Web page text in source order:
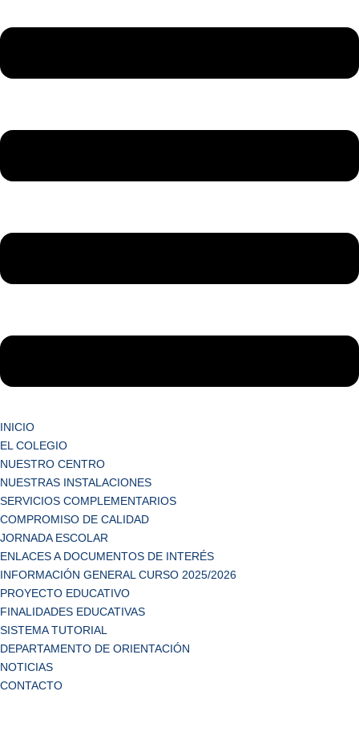
INICIO
EL COLEGIO
NUESTRO CENTRO
NUESTRAS INSTALACIONES
SERVICIOS COMPLEMENTARIOS
COMPROMISO DE CALIDAD
JORNADA ESCOLAR
ENLACES A DOCUMENTOS DE INTERÉS
INFORMACIÓN GENERAL CURSO 2025/2026
PROYECTO EDUCATIVO
FINALIDADES EDUCATIVAS
SISTEMA TUTORIAL
DEPARTAMENTO DE ORIENTACIÓN
NOTICIAS
CONTACTO